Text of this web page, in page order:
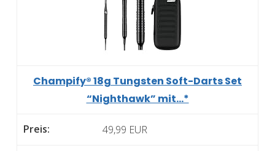
Champify® 18g Tungsten Soft-Darts Set
“Nighthawk” mit...*
49,99 EUR